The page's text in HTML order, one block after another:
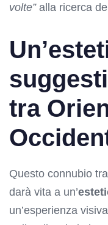
volte”alla ricerca
tra
Questo connubio
darà vita a un’
un’esperienza